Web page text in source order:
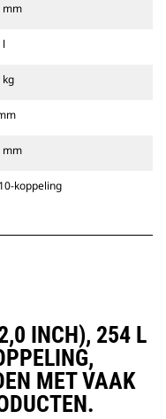
mm
l
kg
mm
koppeling
INCH), 254 L
MET VAAK